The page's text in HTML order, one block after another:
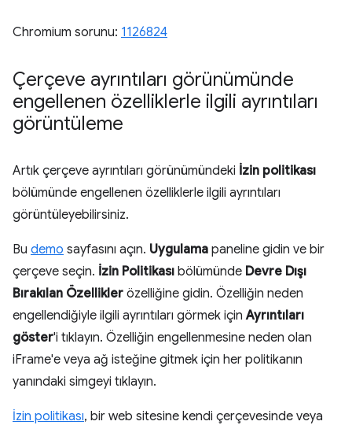
Chromium sorunu: 1126824
Çerçeve ayrıntıları görünümünde
engellenen özelliklerle ilgili ayrıntıları
görüntüleme
Artık çerçeve ayrıntıları görünümündeki İzin politikası
bölümünde engellenen özelliklerle ilgili ayrıntıları
görüntüleyebilirsiniz.
Bu demo sayfasını açın. Uygulama paneline gidin ve bir
çerçeve seçin. İzin Politikası bölümünde Devre Dışı
Bırakılan Özellikler özelliğine gidin. Özelliğin neden
engellendiğiyle ilgili ayrıntıları görmek içinAyrıntıları
göster'i tıklayın. Özelliğin engellenmesine neden olan
iFrame'e veya ağ isteğine gitmek için her politikanın
yanındaki simgeyi tıklayın.
İzin politikası, bir web sitesine kendi çerçevesinde veya